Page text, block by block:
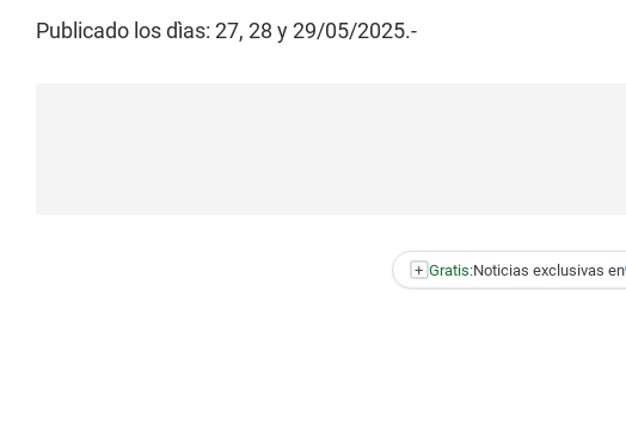
Publicado los dìas: 27, 28 y 29/05/2025.-
+ Gratis:Noticias exclusivas en